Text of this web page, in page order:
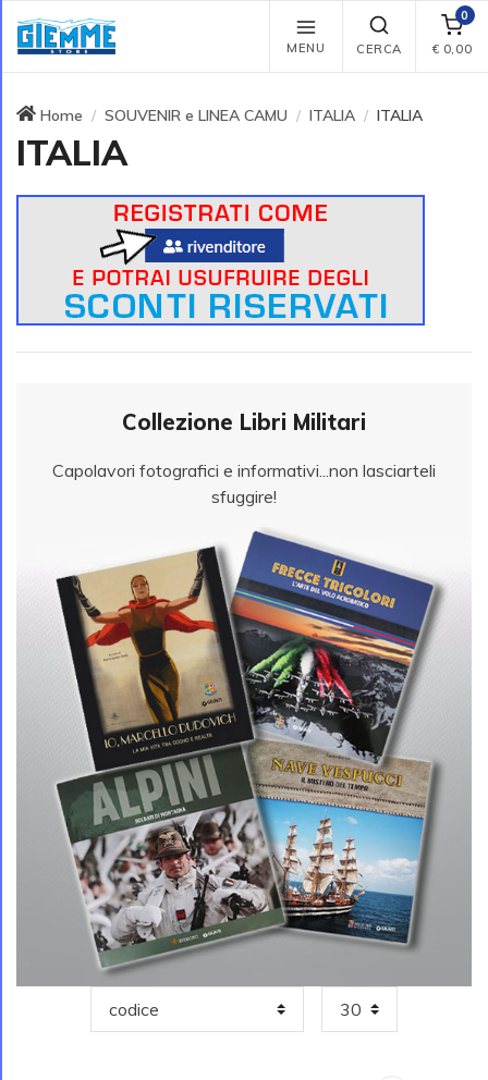
MENU CERCA
0
€ 0,00
Home SOUVENIR e LINEA CAMU ITALIA ITALIA
ITALIA
Collezione Libri Militari
Capolavori fotografici e informativi...non lasciarteli
sfuggire!